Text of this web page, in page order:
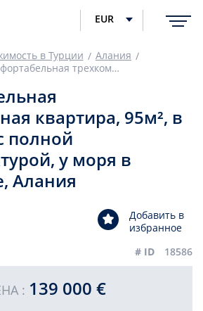
EUR
в Турции
Алания
Комфортабельная трехкомнатная квартира, 95м², в комплексе с полной инфраструктурой, у моря в Махмутларе, Алания
квартира, 95м², в
полной
у моря в
Алания
Добавить в
избранное
# ID
18586
: 139 000 €